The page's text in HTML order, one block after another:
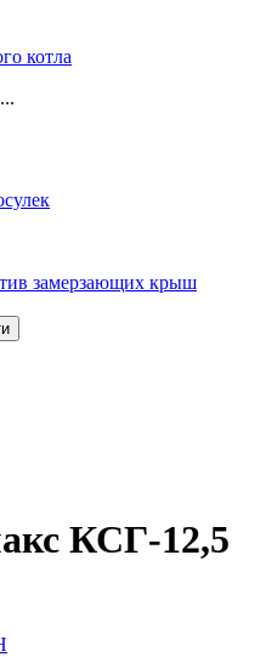
котла
замерзающих крыш
КСГ-12,5